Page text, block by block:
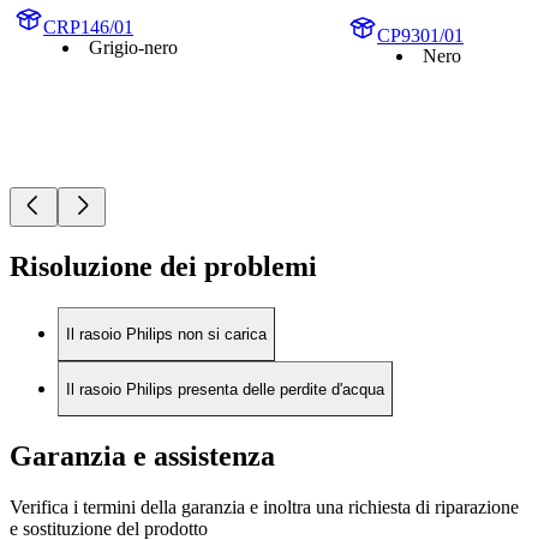
CRP146/01
Grigio-nero
CP9301/01
Nero
Risoluzione dei problemi
Il rasoio Philips non si carica
Il rasoio Philips presenta delle perdite d'acqua
Garanzia e assistenza
Verifica i termini della garanzia e inoltra una richiesta di riparazione
e sostituzione del prodotto